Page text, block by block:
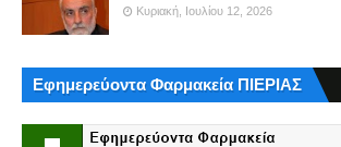
Κυριακή, Ιουλίου 12, 2026
Εφημερεύοντα Φαρμακεία ΠΙΕΡΙΑΣ